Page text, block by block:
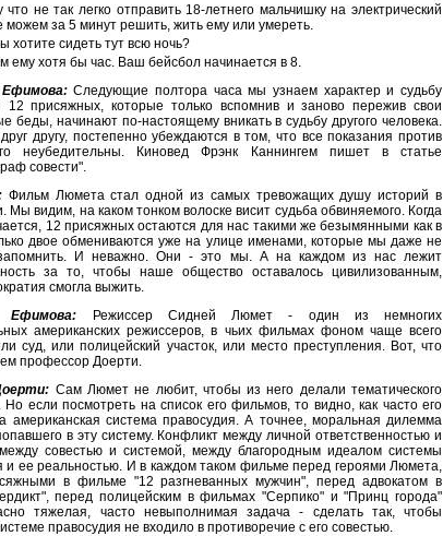
не так легко отправить 18-летнего мальчишку на электрический
можем за 5 минут решить, жить ему или умереть.
хотите сидеть тут всю ночь?
ему хотя бы час. Ваш бейсбол начинается в 8.
Следующие полтора часа мы узнаем характер и судьбу
12 присяжных, которые только вспомнив и заново пережив свои
беды, начинают по-настоящему вникать в судьбу другого человека.
другу, постепенно убеждаются в том, что все показания против
неубедительны. Киновед Фрэнк Каннингем пишет в статье
совести".
Фильм Люмета стал одной из самых тревожащих душу историй в
Мы видим, на каком тонком волоске висит судьба обвиняемого. Когда
12 присяжных остаются для нас такими же безымянными как в
двое обмениваются уже на улице именами, которые мы даже не
И неважно. Они - это мы. А на каждом из нас лежит
за то, чтобы наше общество оставалось цивилизованным,
смогла выжить.
Ефимова: Режиссер Сидней Люмет - один из немногих
американских режиссеров, в чьих фильмах фоном чаще всего
суд, или полицейский участок, или место преступления. Вот, что
профессор Доерти.
Сам Люмет не любит, чтобы из него делали тематического
Но если посмотреть на список его фильмов, то видно, как часто его
американская система правосудия. А точнее, моральная дилемма
в эту систему. Конфликт между личной ответственностью и
совестью и системой, между благородным идеалом системы
и ее реальностью. И в каждом таком фильме перед героями Люмета,
в фильме "12 разгневанных мужчин", перед адвокатом в
перед полицейским в фильмах "Серпико" и "Принц города"
тяжелая, часто невыполнимая задача - сделать так, чтобы
правосудия не входило в противоречие с его совестью.